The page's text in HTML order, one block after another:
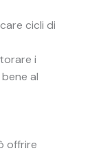
cicli di
i
al
offrire